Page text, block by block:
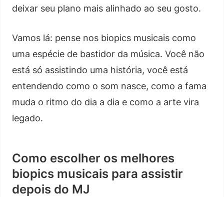
deixar seu plano mais alinhado ao seu gosto.
Vamos lá: pense nos biopics musicais como
uma espécie de bastidor da música. Você não
está só assistindo uma história, você está
entendendo como o som nasce, como a fama
muda o ritmo do dia a dia e como a arte vira
legado.
Como escolher os melhores
biopics musicais para assistir
depois do MJ